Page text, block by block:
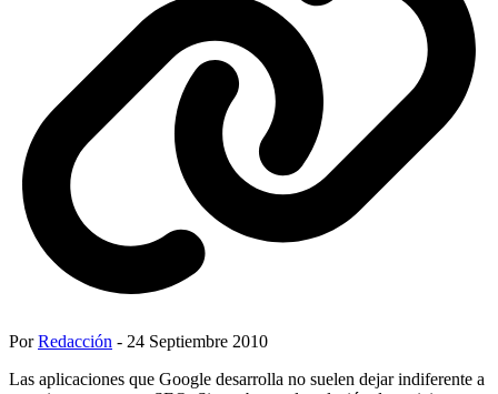
PorRedacción - 24 Septiembre 2010
Las aplicaciones que Google desarrolla no suelen dejar indiferente a